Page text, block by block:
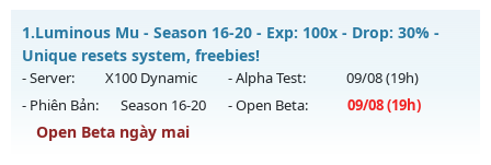
1.Luminous Mu - Season 16-20 - Exp: 100x - Drop: 30% -
Unique resets system, freebies!
- Server: X100 Dynamic - Alpha Test: 09/08(19h)
- Phiên Bản:
Season 16-20 - Open Beta: 09/08(19h)
Open Beta ngày mai